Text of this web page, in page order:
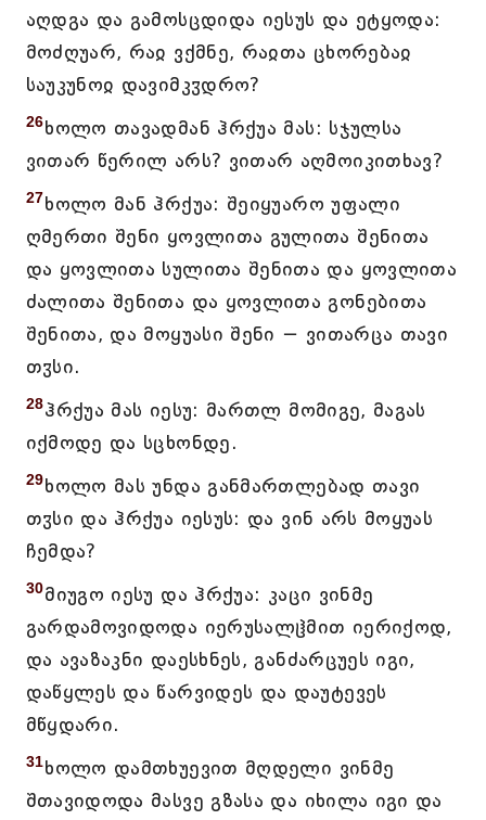
აღდგა და გამოსცდიდა იესუს და ეტყოდა:
მოძღუარ, რაჲ ვქმნე, რაჲთა ცხორებაჲ
საუკუნოჲ დავიმკჳდრო?
26ხოლო თავადმან ჰრქუა მას: სჯულსა
ვითარ წერილ არს? ვითარ აღმოიკითხავ?
27ხოლო მან ჰრქუა: შეიყუარო უფალი
ღმერთი შენი ყოვლითა გულითა შენითა
და ყოვლითა სულითა შენითა და ყოვლითა
ძალითა შენითა და ყოვლითა გონებითა
შენითა, და მოყუასი შენი − ვითარცა თავი
თჳსი.
28ჰრქუა მას იესუ: მართლ მომიგე, მაგას
იქმოდე და სცხონდე.
29ხოლო მას უნდა განმართლებად თავი
თჳსი და ჰრქუა იესუს: და ვინ არს მოყუას
ჩემდა?
30მიუგო იესუ და ჰრქუა: კაცი ვინმე
გარდამოვიდოდა იერუსალჱმით იერიქოდ,
და ავაზაკნი დაესხნეს, განძარცუეს იგი,
დაწყლეს და წარვიდეს და დაუტევეს
მწყდარი.
31ხოლო დამთხუევით მღდელი ვინმე
შთავიდოდა მასვე გზასა და იხილა იგი და